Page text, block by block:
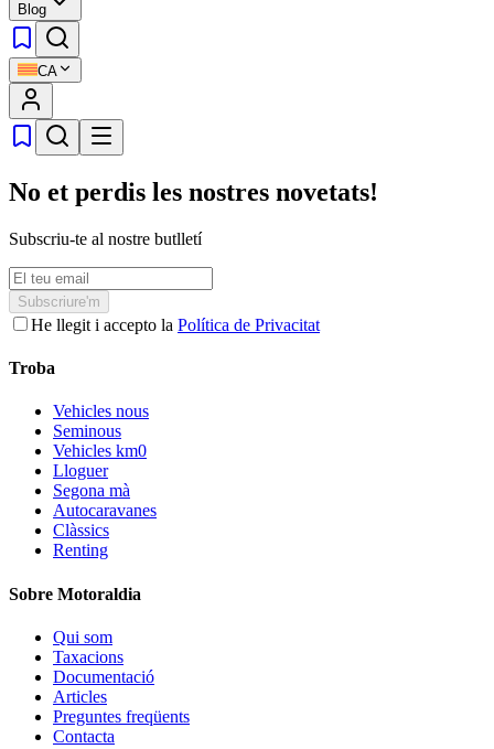
Blog
CA
No et perdis les nostres novetats!
Subscriu-te al nostre butlletí
Subscriure'm
He llegit i accepto la Política de Privacitat
Troba
Vehicles nous
Seminous
Vehicles km0
Lloguer
Segona mà
Autocaravanes
Clàssics
Renting
Sobre Motoraldia
Qui som
Taxacions
Documentació
Articles
Preguntes freqüents
Contacta